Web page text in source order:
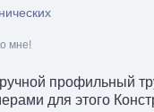
мне!
профильный
для этого